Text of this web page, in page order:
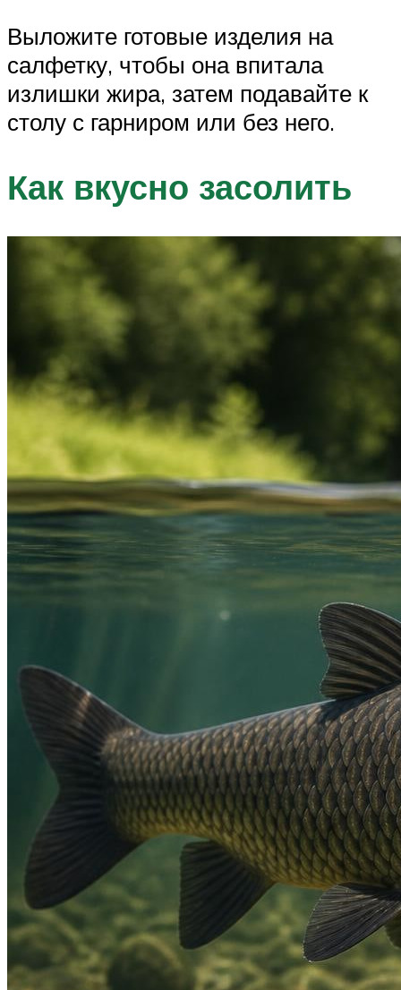
Выложите готовые изделия на
салфетку, чтобы она впитала
излишки жира, затем подавайте к
столу с гарниром или без него.
Как вкусно засолить